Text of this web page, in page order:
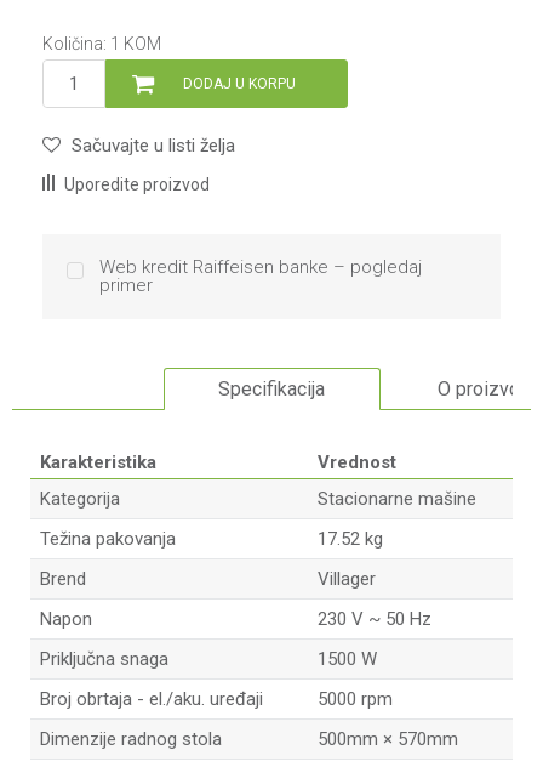
Količina: 1 KOM
DODAJ U KORPU
Sačuvajte u listi želja
Uporedite proizvod
Web kredit Raiffeisen banke – pogledaj
primer
Specifikacija O proizvodu
Karakteristika
Vrednost
Kategorija
Stacionarne mašine
Težina pakovanja
17.52 kg
Brend
Villager
Napon
230 V ~ 50 Hz
Priključna snaga
1500 W
Broj obrtaja - el./aku. uređaji
5000 rpm
Dimenzije radnog stola
500mm × 570mm